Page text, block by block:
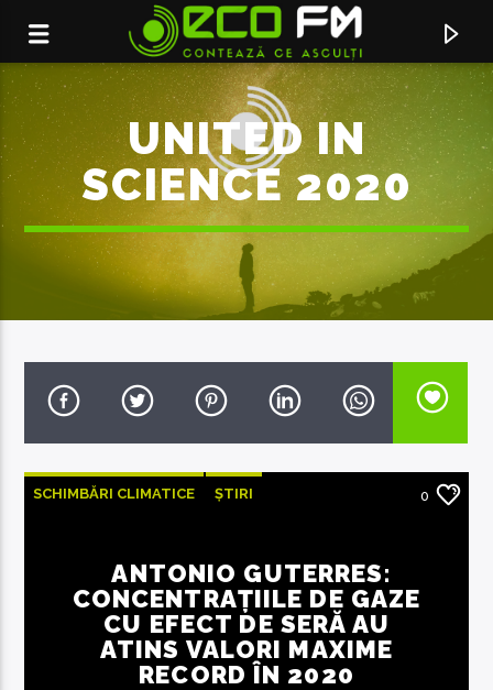
ACUM ÎN DIRECT
UNDERWATER
MACKENZIE ARROMBA
EcoFM Chisinau
UNITED IN
SCIENCE 2020
SCHIMBĂRI CLIMATICE ȘTIRI 0
ANTONIO GUTERRES:
CONCENTRAȚIILE DE GAZE
CU EFECT DE SERĂ AU
ATINS VALORI MAXIME
RECORD ÎN 2020